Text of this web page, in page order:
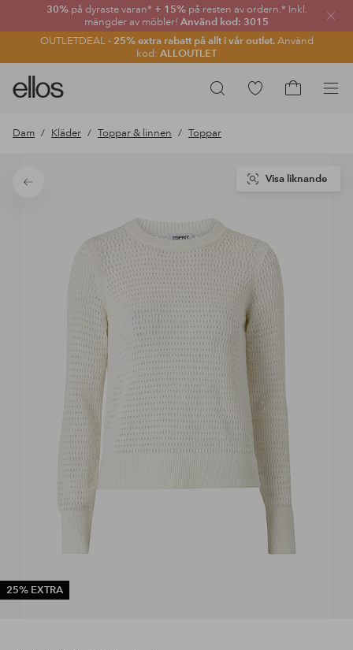
30% på dyraste varan* + 15% på resten av ordern.* Inkl.
mängder av möbler! Använd kod: 3015
OUTLETDEAL - 25% extra rabatt på allt i vår outlet.Använd
kod: ALLOUTLET
Sök
Ellos
logotyp
gå
förstasidan
Gå
Dam Kläder Toppar & linnen Toppar
Tillbaka
25% EXTRA
Visa liknande